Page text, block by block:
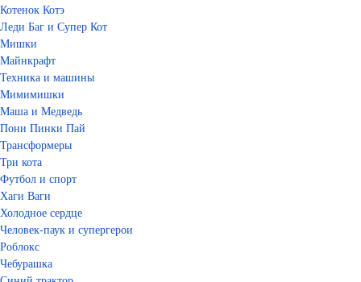
Котенок Котэ
Леди Баг и Супер Кот
Мишки
Майнкрафт
Техника и машины
Мимимишки
Маша и Медведь
Пони Пинки Пай
Трансформеры
Три кота
Футбол и спорт
Хаги Ваги
Холодное сердце
Человек-паук и супергерои
Роблокс
Чебурашка